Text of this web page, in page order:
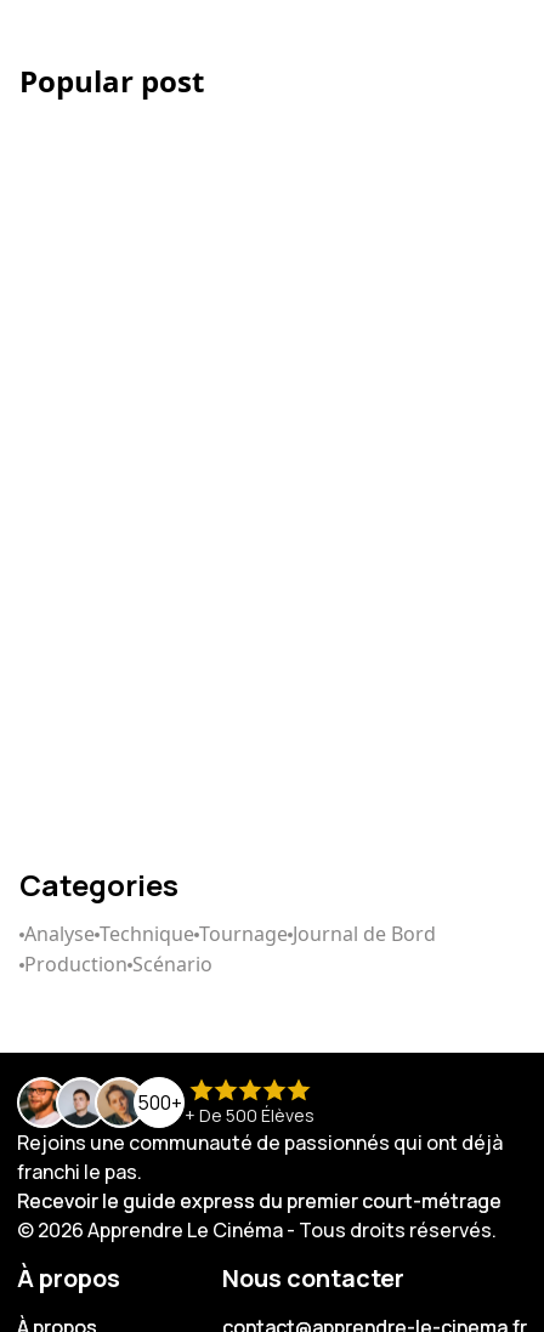
Popular post
Categories
AnalyseTechniqueTournage Journal de Bord
Production Scénario
500+ + De 500 Élèves
Rejoins une communauté de passionnés qui ont déjà
franchi le pas.
Recevoir le guide express du premier court-métrage
Recevoir le guide express du premier court-métrage
© 2026 Apprendre Le Cinéma - Tous droits réservés.
À propos Nous contacter